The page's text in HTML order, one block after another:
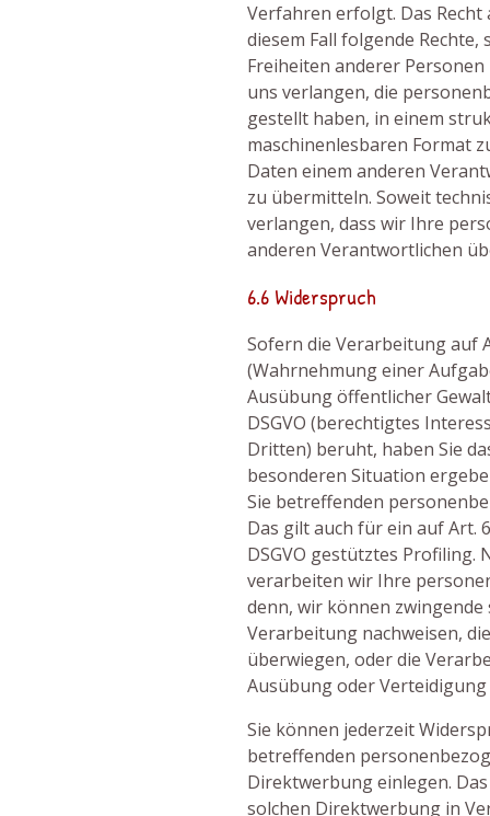
Verfahren erfolgt. Das
diesem Fall folgende
Freiheiten anderer
uns verlangen, die
gestellt haben, in einem
maschinenlesbaren Format
Daten einem anderen
zu übermitteln. Soweit
verlangen, dass wir Ihre
anderen Verantwortlichen
6.6 Widerspruch
Sofern die Verarbeitung auf
(Wahrnehmung einer
Ausübung öffentlicher
DSGVO (berechtigtes
Dritten) beruht, haben Sie
besonderen Situation
Sie betreffenden
Das gilt auch für ein auf Art.
DSGVO gestütztes Profiling.
verarbeiten wir Ihre
denn, wir können
Verarbeitung nachweisen,
überwiegen, oder die
Ausübung oder
Sie können jederzeit
betreffenden
Direktwerbung einlegen.
solchen Direktwerbung in